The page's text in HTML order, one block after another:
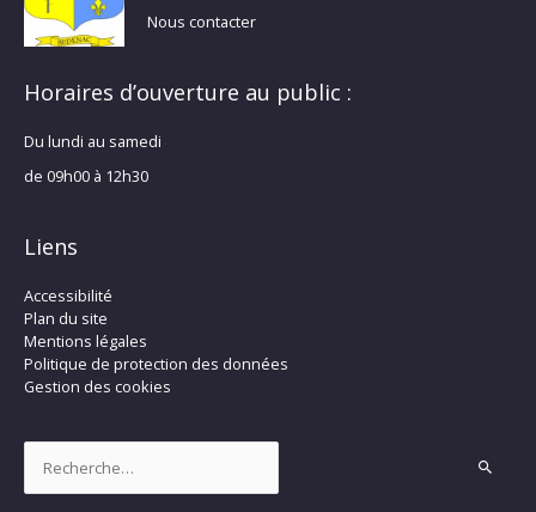
Nous contacter
Horaires d’ouverture au public :
Du lundi au samedi
de 09h00 à 12h30
Liens
Accessibilité
Plan du site
Mentions légales
Politique de protection des données
Gestion des cookies